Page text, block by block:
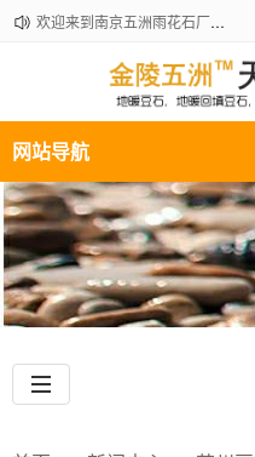
欢迎来到南京五洲雨花石厂地暖豆石销售部！咨询热线：18061210301
网站导航